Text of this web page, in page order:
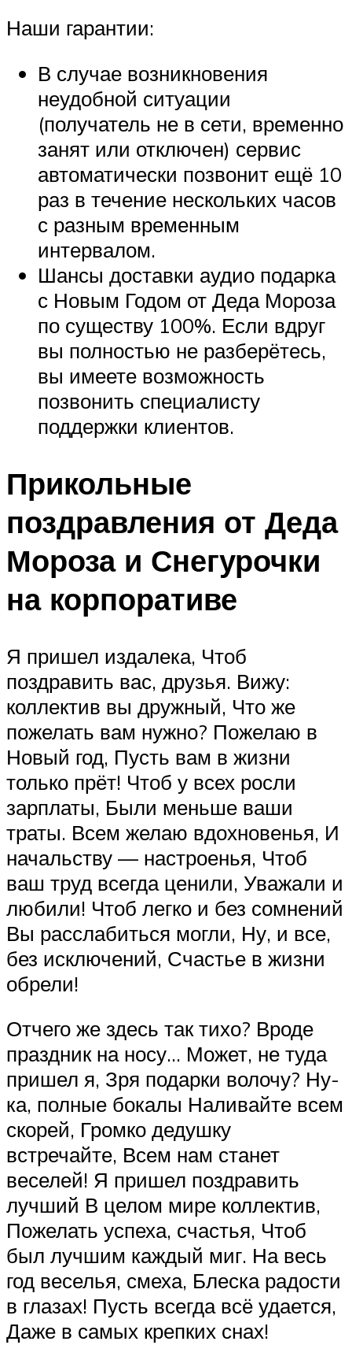
Наши гарантии:
В случае возникновения
неудобной ситуации
(получатель не в сети, временно
занят или отключен) сервис
автоматически позвонит ещё 10
раз в течение нескольких часов
с разным временным
интервалом.
Шансы доставки аудио подарка
с Новым Годом от Деда Мороза
по существу 100%. Если вдруг
вы полностью не разберётесь,
вы имеете возможность
позвонить специалисту
поддержки клиентов.
Прикольные
поздравления от Деда
Мороза и Снегурочки
на корпоративе
Я пришел издалека, Чтоб
поздравить вас, друзья. Вижу:
коллектив вы дружный, Что же
пожелать вам нужно? Пожелаю в
Новый год, Пусть вам в жизни
только прёт! Чтоб у всех росли
зарплаты, Были меньше ваши
траты. Всем желаю вдохновенья, И
начальству — настроенья, Чтоб
ваш труд всегда ценили, Уважали и
любили! Чтоб легко и без сомнений
Вы расслабиться могли, Ну, и все,
без исключений, Счастье в жизни
обрели!
Отчего же здесь так тихо? Вроде
праздник на носу… Может, не туда
пришел я, Зря подарки волочу? Ну-
ка, полные бокалы Наливайте всем
скорей, Громко дедушку
встречайте, Всем нам станет
веселей! Я пришел поздравить
лучший В целом мире коллектив,
Пожелать успеха, счастья, Чтоб
был лучшим каждый миг. На весь
год веселья, смеха, Блеска радости
в глазах! Пусть всегда всё удается,
Даже в самых крепких снах!